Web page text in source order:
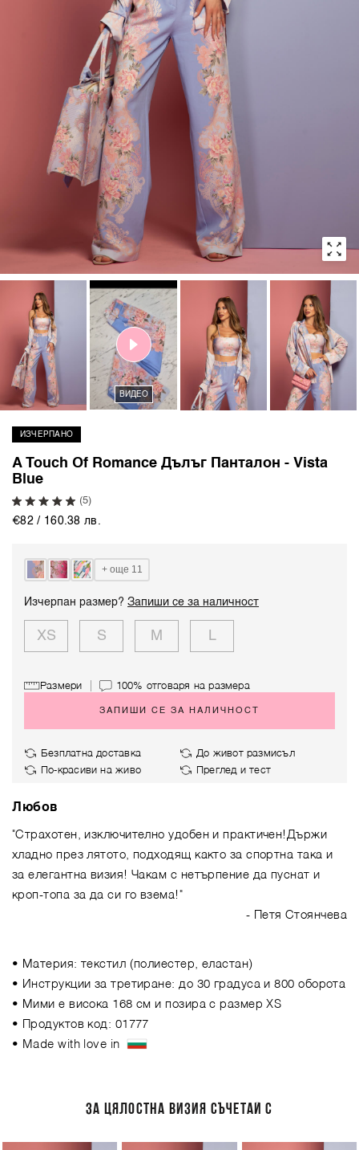
ВИДЕО
ИЗЧЕРПАНО
A Touch Of Romance Дълъг Панталон - Vista
Blue
(5)
€82 / 160.38 лв.
+ още 11
Изчерпан размер?Запиши се за наличност
XS S M L
Размери 100% отговаря на размера
ЗАПИШИ СЕ ЗА НАЛИЧНОСТ
Безплатна доставка
До живот размисъл
По-красиви на живо
Преглед и тест
Любов
"Страхотен, изключително удобен и практичен!Държи
хладно през лятото, подходящ както за спортна така и
за елегантна визия! Чакам с нетърпение да пуснат и
кроп-топа за да си го взема!"
- Петя Стоянчева
• Материя: текстил (полиестер, еластан)
• Инструкции за третиране: до 30 градуса и 800 оборота
• Мими е висока 168 см и позира с размер XS
• Продуктов код: 01777
• Made with love in
ЗА ЦЯЛОСТНА ВИЗИЯ СЪЧЕТАЙ С